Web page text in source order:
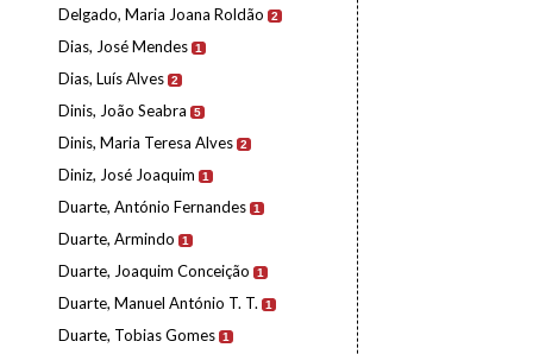
Delgado, Maria Joana Roldão 2
Dias, José Mendes 1
Dias, Luís Alves 2
Dinis, João Seabra 5
Dinis, Maria Teresa Alves 2
Diniz, José Joaquim 1
Duarte, António Fernandes 1
Duarte, Armindo 1
Duarte, Joaquim Conceição 1
Duarte, Manuel António T. T. 1
Duarte, Tobias Gomes 1